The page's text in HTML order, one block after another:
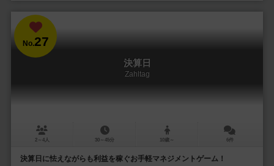
No.27
決算日
Zahltag
2～4人 30～45分 10歳～ 6件
決算日に怯えながらも利益を稼ぐお手軽マネジメントゲーム！